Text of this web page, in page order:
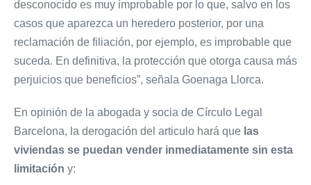
desconocido es muy improbable por lo que, salvo en los
casos que aparezca un heredero posterior, por una
reclamación de filiación, por ejemplo, es improbable que
suceda. En definitiva, la protección que otorga causa más
perjuicios que beneficios”, señala Goenaga Llorca.
En opinión de la abogada y socia de Círculo Legal
Barcelona, la derogación del articulo hará que las
viviendas se puedan vender inmediatamente sin esta
limitación y: